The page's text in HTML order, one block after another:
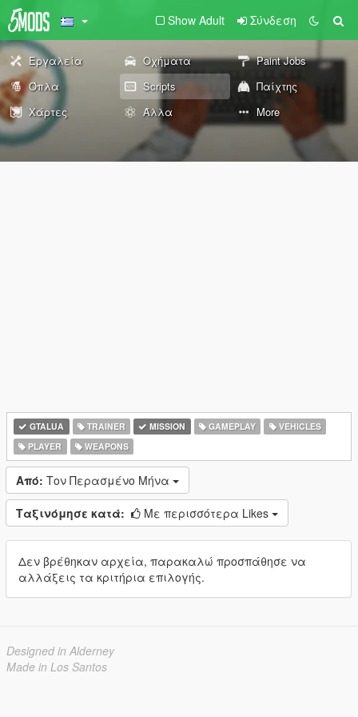
Show Adult Σύνδεση
Εργαλεία Οχήματα
Paint Jobs
Όπλα
Scripts
Παίχτης
Χάρτες
Άλλα More
GTALUA TRAINER MISSION GAMEPLAY
VEHICLES
PLAYER
WEAPONS
Από: Τον Περασμένο Μήνα
Ταξινόμησε κατά: Με περισσότερα Likes
Δεν βρέθηκαν αρχεία, παρακαλώ προσπάθησε να
αλλάξεις τα κριτήρια επιλογής.
Designed in Alderney
Made in Los Santos